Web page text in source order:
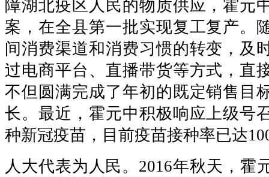
障湖北疫区人民的物质供应，霍元
案，在全县第一批实现复工复产。
间消费渠道和消费习惯的转变，及
过电商平台、直播带货等方式，直
不但圆满完成了年初的既定销售目
长。最近，霍元中积极响应上级号
种新冠疫苗，目前疫苗接种率已达
人大代表为人民。2016年秋天，霍